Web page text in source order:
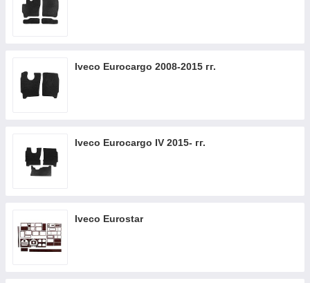
Iveco Eurocargo 2008-2015 гг.
Iveco Eurocargo IV 2015- гг.
Iveco Eurostar